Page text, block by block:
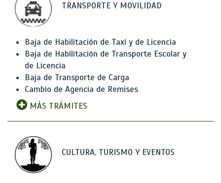
TRANSPORTE Y MOVILIDAD
Baja de Habilitación de Taxi y de Licencia
Baja de Habilitación de Transporte Escolar y
de Licencia
Baja de Transporte de Carga
Cambio de Agencia de Remises
MÁS TRÁMITES
CULTURA, TURISMO Y EVENTOS